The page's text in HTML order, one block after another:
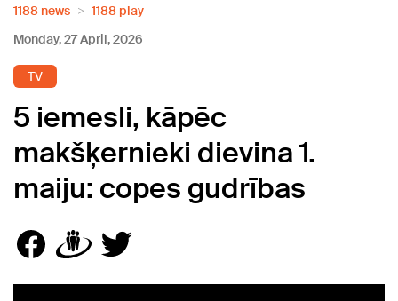
1188 news
1188 play
Monday, 27 April, 2026
TV
5 iemesli, kāpēc
makšķernieki dievina 1.
maiju: copes gudrības